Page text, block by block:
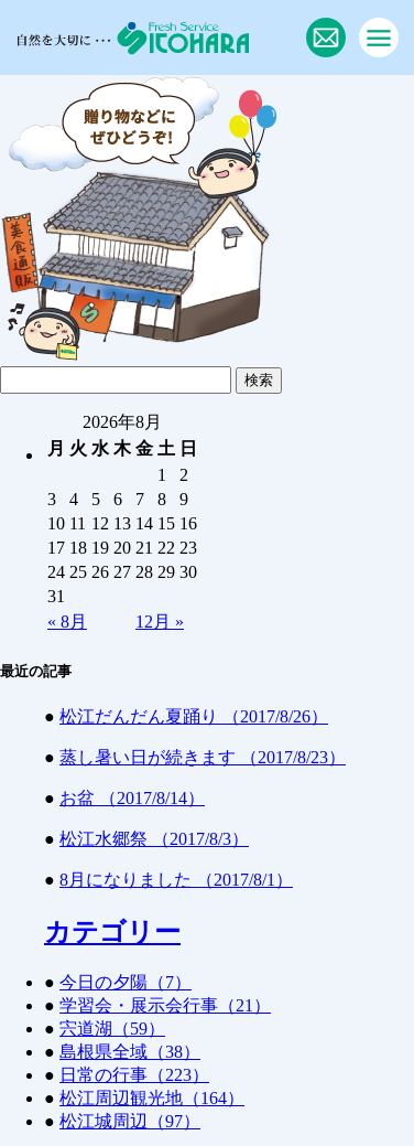
2026年8月
月 火 水 木 金 土 日
« 8月 12月 »
1
2
3
4 5 6 7 8
9
10 11 12 13 14 15 16
17 18 19 20 21 22 23
24 25 26 27 28 29 30
31
最近の記事
● 松江だんだん夏踊り （2017/8/26）
● 蒸し暑い日が続きます （2017/8/23）
● お盆 （2017/8/14）
● 松江水郷祭 （2017/8/3）
● 8月になりました （2017/8/1）
カテゴリー
● 今日の夕陽（7）
● 学習会・展示会行事（21）
● 宍道湖（59）
● 島根県全域（38）
● 日常の行事（223）
● 松江周辺観光地（164）
● 松江城周辺（97）